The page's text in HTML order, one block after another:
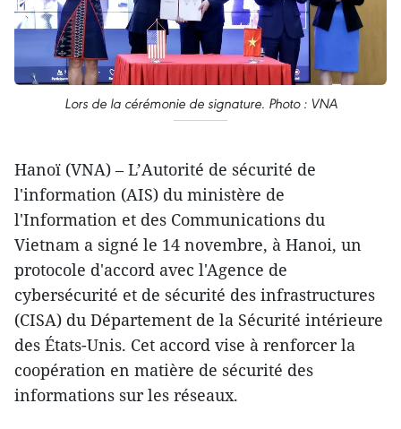
Lors de la cérémonie de signature. Photo : VNA
Hanoï (VNA) – L’Autorité de sécurité de
l'information (AIS) du ministère de
l'Information et des Communications du
Vietnam a signé le 14 novembre, à Hanoi, un
protocole d'accord avec l'Agence de
cybersécurité et de sécurité des infrastructures
(CISA) du Département de la Sécurité intérieure
des États-Unis. Cet accord vise à renforcer la
coopération en matière de sécurité des
informations sur les réseaux.